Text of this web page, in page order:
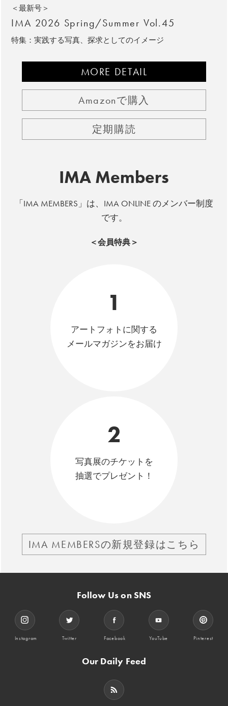
＜最新号＞
IMA 2026 Spring/Summer Vol.45
特集：実践する写真、探求としてのイメージ
MORE DETAIL
Amazonで購入
定期購読
IMA Members
「IMA MEMBERS」は、IMA ONLINE のメンバー制度
です。
＜会員特典＞
1
アートフォトに関する
メールマガジンをお届け
2
写真展のチケットを
抽選でプレゼント！
IMA MEMBERSの新規登録はこちら
Follow Us on SNS
Instagram Twitter Facebook YouTube Pinterest
Our Daily Feed